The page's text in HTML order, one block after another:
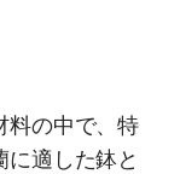
料の中で、特
適した鉢と